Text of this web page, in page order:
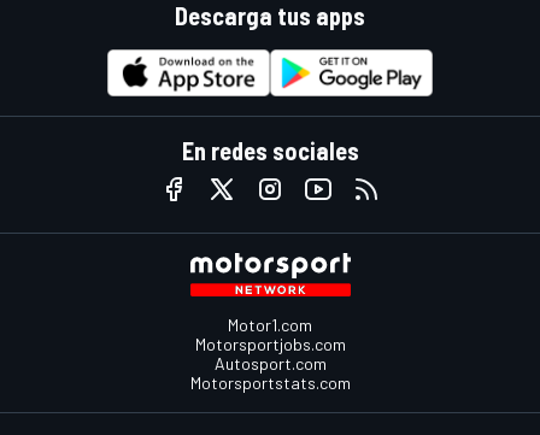
Descarga tus apps
En redes sociales
Motor1.com
Motorsportjobs.com
Autosport.com
Motorsportstats.com